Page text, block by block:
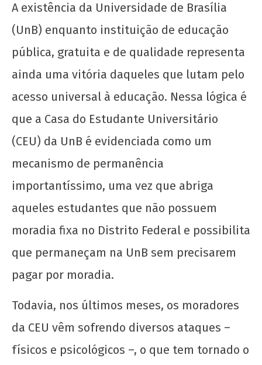
UJC
Termelétrica de Brasília: caríssima e poluente
6 de
de
2025
UJC
Toda solidariedade à greve dos técnicos-
A existência da Universidade de Brasília
(UnB) enquanto instituição de educação
pública, gratuita e de qualidade representa
ainda uma vitória daqueles que lutam pelo
acesso universal à educação. Nessa lógica é
que a Casa do Estudante Universitário
(CEU) da UnB é evidenciada como um
mecanismo de permanência
importantíssimo, uma vez que abriga
aqueles estudantes que não possuem
moradia fixa no Distrito Federal e possibilita
que permaneçam na UnB sem precisarem
pagar por moradia.
Todavia, nos últimos meses, os moradores
da CEU vêm sofrendo diversos ataques –
físicos e psicológicos –, o que tem tornado o